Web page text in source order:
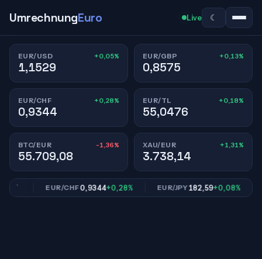
UmrechnungEuro Live ☾
EUR/USD +0,05%
1,1529
EUR/GBP +0,13%
0,8575
EUR/CHF +0,28%
0,9344
EUR/TL +0,18%
55,0476
BTC/EUR -1,36%
55.709,08
XAU/EUR +1,31%
3.738,14
EUR/CHF0,9344+0,28% EUR/JPY182,59+0,08%